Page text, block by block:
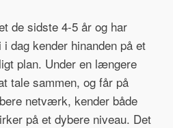
de sidste 4-5 år og har
dag kender hinanden på et
plan. Under en længere
tale sammen, og får på
netværk, kender både
på et dybere niveau. Det